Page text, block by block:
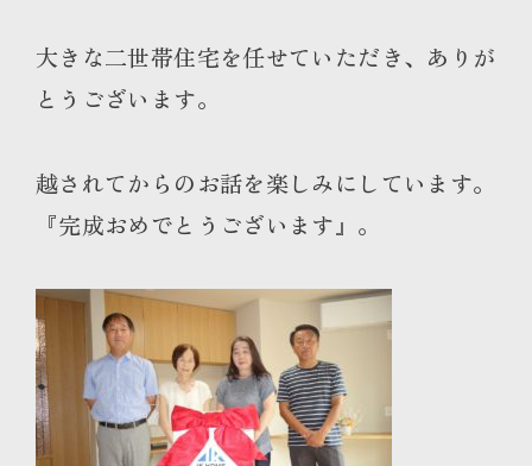
大きな二世帯住宅を任せていただき、ありが
とうございます。
越されてからのお話を楽しみにしています。
『完成おめでとうございます』。